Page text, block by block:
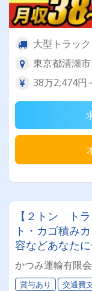
大型トラッ
東京都清瀬市
38万2,474円
【２トン ト
ト・カゴ積み
容などあなた
許改正後の普
可能な制度が
かつみ運輸有限
賞与あり 交通費